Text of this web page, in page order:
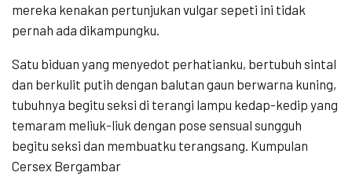
mereka kenakan pertunjukan vulgar sepeti ini tidak
pernah ada dikampungku.
Satu biduan yang menyedot perhatianku, bertubuh sintal
dan berkulit putih dengan balutan gaun berwarna kuning,
tubuhnya begitu seksi di terangi lampu kedap-kedip yang
temaram meliuk-liuk dengan pose sensual sungguh
begitu seksi dan membuatku terangsang. Kumpulan
Cersex Bergambar